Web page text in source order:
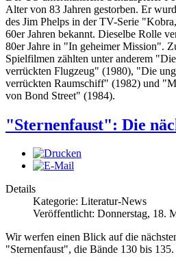
Alter von 83 Jahren gestorben. Er
des Jim Phelps in der TV-Serie
60er Jahren bekannt. Dieselbe Rolle
80er Jahre in "In geheimer Mission".
Spielfilmen zählten unter anderem
verrückten Flugzeug" (1980), "Die
verrückten Raumschiff" (1982) und
von Bond Street" (1984).
"Sternenfaust": Die
Details
Kategorie: Literatur-News
Veröffentlicht: Donnerstag, 18.
Wir werfen einen Blick auf die
"Sternenfaust", die Bände 130 bis 135.